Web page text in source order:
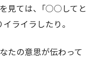
見ては、｢○○してと
ライラしたり。
たの意思が伝わって